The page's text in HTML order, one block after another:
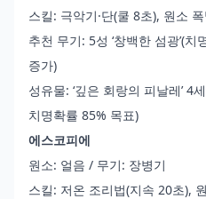
스킬: 극악기·단(쿨 8초), 원소
추천 무기: 5성 ‘창백한 섬광’(치
증가)
성유물: ‘깊은 회랑의 피날레’ 4
치명확률 85% 목표)
에스코피에
원소: 얼음 / 무기: 장병기
스킬: 저온 조리법(지속 20초),